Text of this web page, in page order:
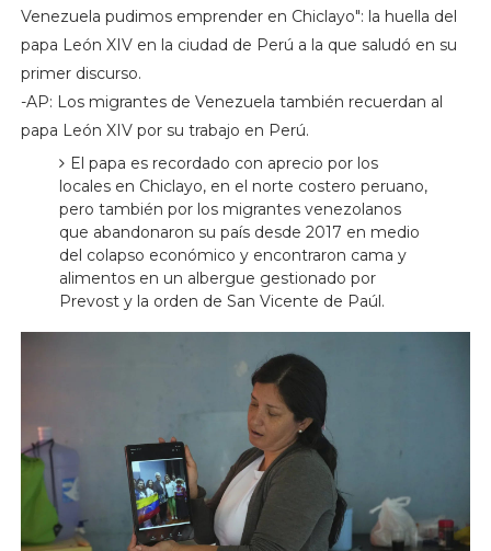
Venezuela pudimos emprender en Chiclayo": la huella del
papa León XIV en la ciudad de Perú a la que saludó en su
primer discurso.
-AP: Los migrantes de Venezuela también recuerdan al
papa León XIV por su trabajo en Perú.
El papa es recordado con aprecio por los
locales en Chiclayo, en el norte costero peruano,
pero también por los migrantes venezolanos
que abandonaron su país desde 2017 en medio
del colapso económico y encontraron cama y
alimentos en un albergue gestionado por
Prevost y la orden de San Vicente de Paúl.